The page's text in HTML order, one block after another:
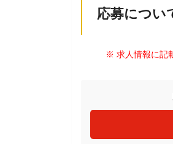
応募につい
※ 求人情報に記